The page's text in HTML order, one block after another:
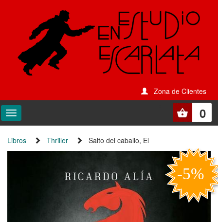
Zona de Clientes
0
Libros Thriller Salto del caballo, El